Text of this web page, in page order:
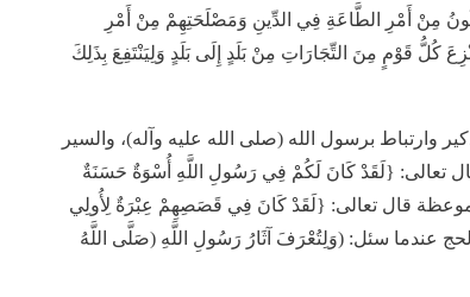
مِنْ أَمْرِ الطَّاعَةِ فِي الدِّينِ وَمَصْلَحَتِهِمْ مِنْ أَمْرِ
كُلُّ قَوْمٍ مِنَ التِّجَارَاتِ مِنْ بَلَدٍ إِلَى بَلَدٍ وَلِيَنْتَفِعَ بِذَلِكَ
وارتباط برسول الله (صلى الله عليه وآله)، والسير
قال تعالى: {لَقَدْ كَانَ لَكُمْ فِي رَسُولِ اللَّهِ أُسْوَةٌ حَسَنَةٌ
وفي قصصه العبرة والموعظة قال تعالى: {لَقَدْ كَانَ فِي قَصَصِهِمْ عِبْرَةٌ لِأُولِي
علّة الحج عندما سئل: (وَلِتُعْرَفَ آثَارُ رَسُولِ اللَّهِ (صَلَّى اللَّهُ